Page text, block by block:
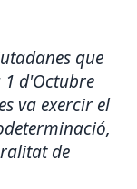
que
d'Octubre
va exercir el
de